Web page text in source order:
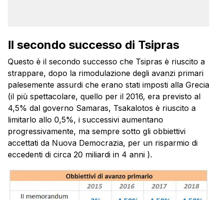
Il secondo successo di Tsipras
Questo è il secondo successo che Tsipras è riuscito a
strappare, dopo la rimodulazione degli avanzi primari
palesemente assurdi che erano stati imposti alla Grecia
(il più spettacolare, quello per il 2016, era previsto al
4,5% dal governo Samaras, Tsakalotos è riuscito a
limitarlo allo 0,5%, i successivi aumentano
progressivamente, ma sempre sotto gli obbiettivi
accettati da Nuova Democrazia, per un risparmio di
eccedenti di circa 20 miliardi in 4 anni ).